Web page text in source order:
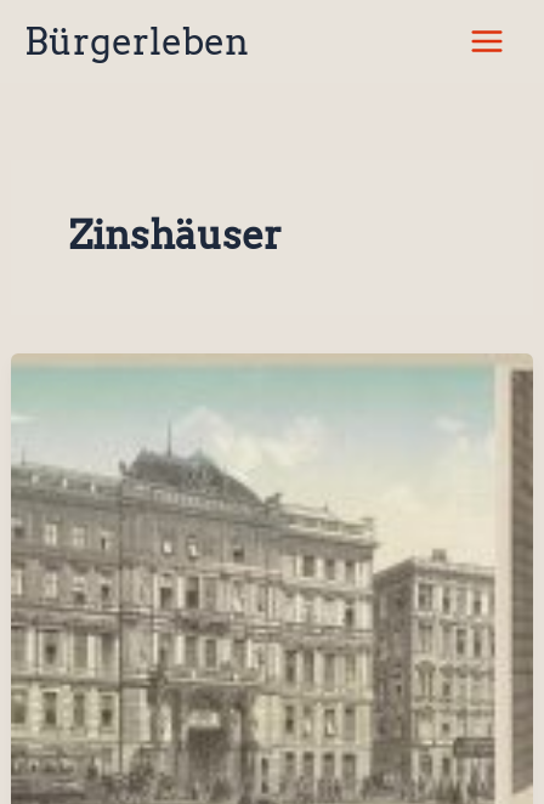
InhaltBürgerleben
Zinshäuser